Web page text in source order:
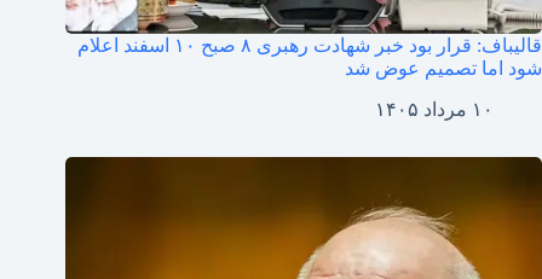
قالیباف: قرار بود خبر شهادت رهبری ۸ صبح ۱۰ اسفند اعلام
شود اما تصمیم عوض شد
۱۰ مرداد ۱۴۰۵